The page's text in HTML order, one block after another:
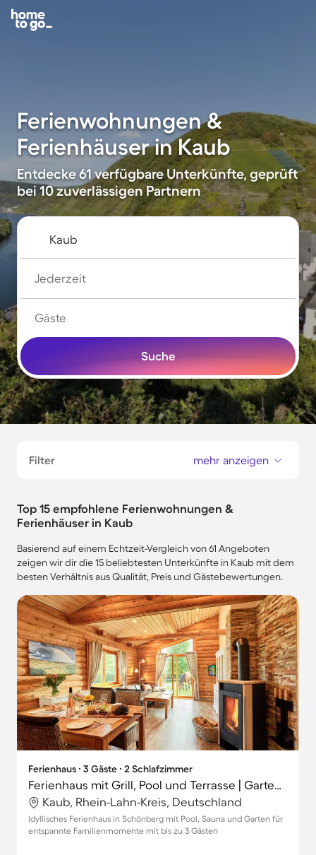
Ferienwohnungen &
Ferienhäuser in Kaub
Entdecke 61 verfügbare Unterkünfte, geprüft
bei 10 zuverlässigen Partnern
Jederzeit
Gäste
Suche
Filter mehr anzeigen
Top 15 empfohlene Ferienwohnungen &
Ferienhäuser in Kaub
Basierend auf einem Echtzeit-Vergleich von 61 Angeboten
zeigen wir dir die 15 beliebtesten Unterkünfte in Kaub mit dem
besten Verhältnis aus Qualität, Preis und Gästebewertungen.
Ferienhaus ∙ 3 Gäste ∙ 2 Schlafzimmer
Ferienhaus mit Grill, Pool und Terrasse | Gartenblick
Kaub, Rhein-Lahn-Kreis, Deutschland
Idyllisches Ferienhaus in Schönberg mit Pool, Sauna und Garten für
entspannte Familienmomente mit bis zu 3 Gästen